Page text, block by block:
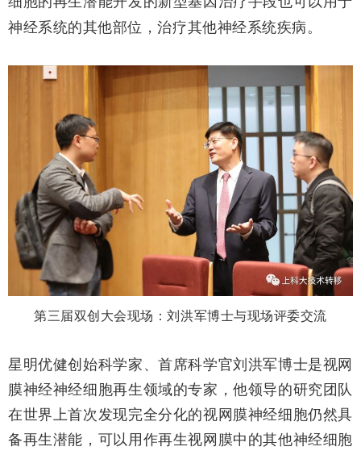
神经系统的其他部位，治疗其他神经系统疾病。
第三届双创大会现场：刘洪军博士与现场评委交流
星明优健创始科学家、首席科学官刘洪军博士是视网
膜神经神经细胞再生领域的专家，他领导的研究团队
在世界上首次发现完全分化的视网膜神经细胞仍然具
备再生潜能，可以用作再生视网膜中的其他神经细胞